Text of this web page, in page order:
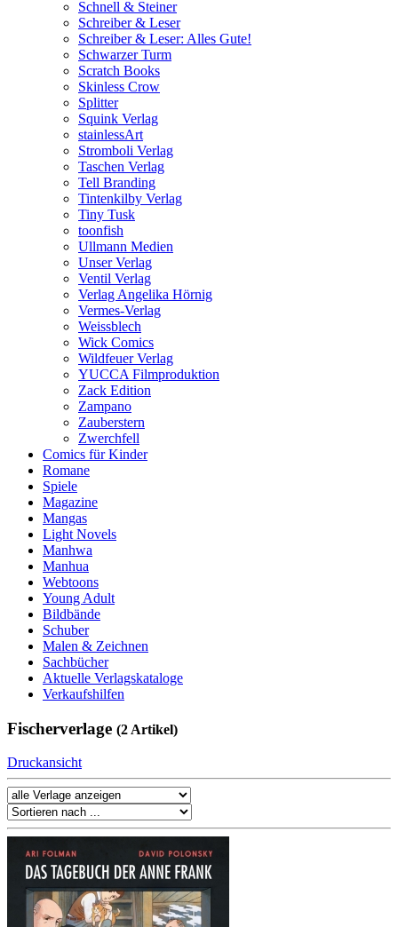
Schnell & Steiner
Schreiber & Leser
Schreiber & Leser: Alles Gute!
Schwarzer Turm
Scratch Books
Skinless Crow
Splitter
Squink Verlag
stainlessArt
Stromboli Verlag
Taschen Verlag
Tell Branding
Tintenkilby Verlag
Tiny Tusk
toonfish
Ullmann Medien
Unser Verlag
Ventil Verlag
Verlag Angelika Hörnig
Vermes-Verlag
Weissblech
Wick Comics
Wildfeuer Verlag
YUCCA Filmproduktion
Zack Edition
Zampano
Zauberstern
Zwerchfell
Comics für Kinder
Romane
Spiele
Magazine
Mangas
Light Novels
Manhwa
Manhua
Webtoons
Young Adult
Bildbände
Schuber
Malen & Zeichnen
Sachbücher
Aktuelle Verlagskataloge
Verkaufshilfen
Fischerverlage (2 Artikel)
Druckansicht